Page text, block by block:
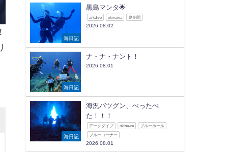
海日記
黒島マンタ🌟
arkdive okinawa 慶良間
2026.08.02
海日記
ナ・ナ・ナント！
2026.08.01
海日記
海況バツグン、べったべ
た！！！
アークダイブ okinawa ブルーホール
ブルーコーナー
2026.08.01